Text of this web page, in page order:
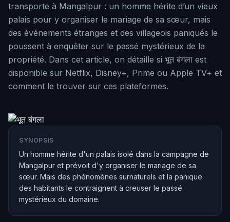
transporte à Mangalpur : un homme hérite d’un vieux
palais pour y organiser le mariage de sa sœur, mais
des événements étranges et des villageois paniqués le
poussent à enquêter sur le passé mystérieux de la
propriété. Dans cet article, on détaille si भूत बंगला est
disponible sur Netflix, Disney+, Prime ou Apple TV+ et
comment le trouver sur ces plateformes.
SYNOPSIS
Un homme hérite d'un palais isolé dans la campagne de
Mangalpur et prévoit d'y organiser le mariage de sa
sœur. Mais des phénomènes surnaturels et la panique
des habitants le contraignent à creuser le passé
mystérieux du domaine.